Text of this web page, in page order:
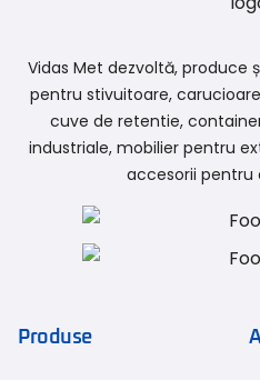
Vidas Met dezvoltă, produce
pentru stivuitoare,
cuve de retentie,
industriale, mobilier pentru
accesorii pentru
Produse